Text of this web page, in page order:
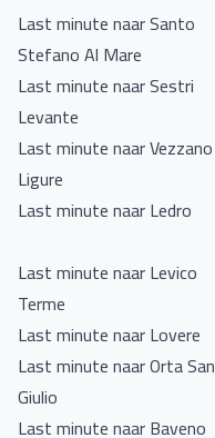
Last minute naar Santo
Stefano Al Mare
Last minute naar Sestri
Levante
Last minute naar Vezzano
Ligure
Last minute naar Ledro
Last minute naar Levico
Terme
Last minute naar Lovere
Last minute naar Orta San
Giulio
Last minute naar Baveno